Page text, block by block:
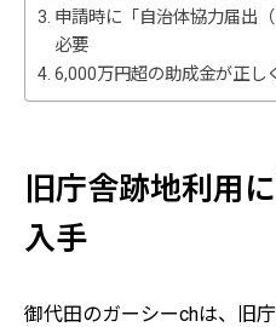
申請時に「自治体協力届出
必要
6,000万円超の助成金が正し
旧庁舎跡地利用
入手
御代田のガーシーchは、旧